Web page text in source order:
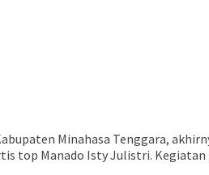
Minahasa Tenggara,
top Manado Isty Julistri.